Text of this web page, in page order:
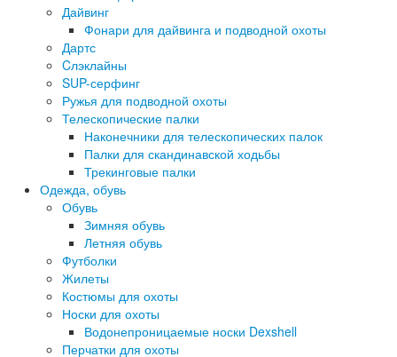
Дайвинг
Фонари для дайвинга и подводной охоты
Дартс
Cлэклайны
SUP-серфинг
Ружья для подводной охоты
Телескопические палки
Наконечники для телескопических палок
Палки для скандинавской ходьбы
Трекинговые палки
Одежда, обувь
Обувь
Зимняя обувь
Летняя обувь
Футболки
Жилеты
Костюмы для охоты
Носки для охоты
Водонепроницаемые носки Dexshell
Перчатки для охоты